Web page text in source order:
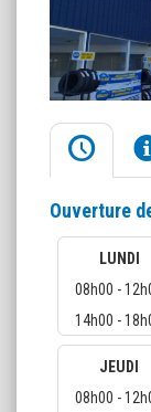
Ouverture
LUNDI
08h00 -
14h00 -
JEUDI
08h00 -